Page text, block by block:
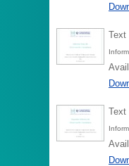
Text
Text